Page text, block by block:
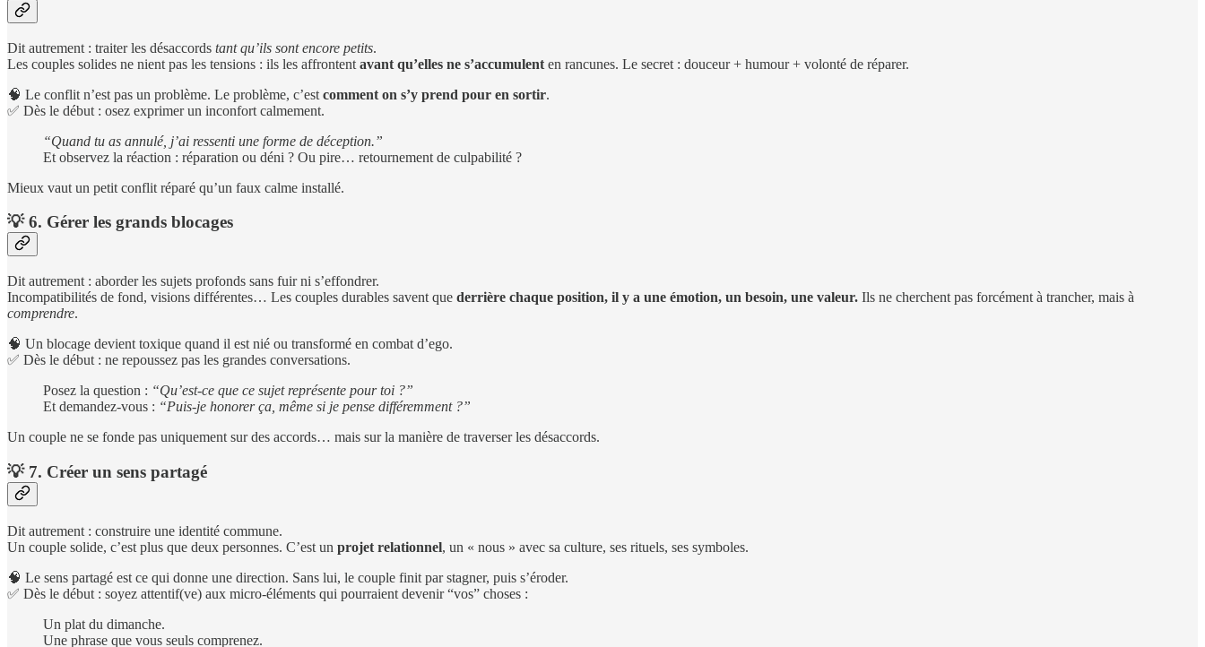
Dit autrement : traiter les désaccords tant qu’ils sont encore petits.
Les couples solides ne nient pas les tensions : ils les affrontent avant qu’elles ne s’accumulent en rancunes. Le secret : douceur + humour + volonté de réparer.
🧠 Le conflit n’est pas un problème. Le problème, c’est comment on s’y prend pour en sortir.
✅ Dès le début : osez exprimer un inconfort calmement.
“Quand tu as annulé, j’ai ressenti une forme de déception.”
Et observez la réaction : réparation ou déni ? Ou pire… retournement de culpabilité ?
Mieux vaut un petit conflit réparé qu’un faux calme installé.
💡6. Gérer les grands blocages
Dit autrement : aborder les sujets profonds sans fuir ni s’effondrer.
Incompatibilités de fond, visions différentes… Les couples durables savent que derrière chaque position, il y a une émotion, un besoin, une valeur. Ils ne cherchent pas forcément à trancher, mais à
comprendre.
🧠 Un blocage devient toxique quand il est nié ou transformé en combat d’ego.
✅ Dès le début : ne repoussez pas les grandes conversations.
Posez la question : “Qu’est-ce que ce sujet représente pour toi ?”
Et demandez-vous : “Puis-je honorer ça, même si je pense différemment ?”
Un couple ne se fonde pas uniquement sur des accords… mais sur la manière de traverser les désaccords.
💡 7. Créer un sens partagé
Dit autrement : construire une identité commune.
Un couple solide, c’est plus que deux personnes. C’est un projet relationnel, un « nous » avec sa culture, ses rituels, ses symboles.
🧠 Le sens partagé est ce qui donne une direction. Sans lui, le couple finit par stagner, puis s’éroder.
✅ Dès le début : soyez attentif(ve) aux micro-éléments qui pourraient devenir “vos” choses :
Un plat du dimanche.
Une phrase que vous seuls comprenez.